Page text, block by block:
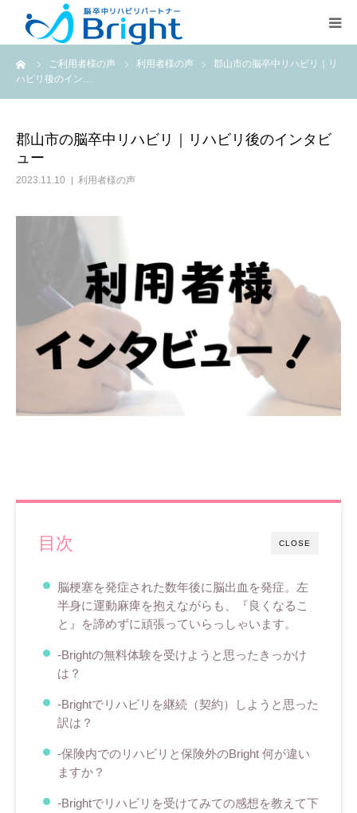
ご利用者様の声 利用者様の声
郡山市の脳卒中リハビリ｜リ
ハビリ後のイン…
郡山市の脳卒中リハビリ｜リハビリ後のインタビ
ュー
2023.11.10 利用者様の声
CLOSE
目次
脳梗塞を発症された数年後に脳出血を発症。左
半身に運動麻痺を抱えながらも、『良くなるこ
と』を諦めずに頑張っていらっしゃいます。
-Brightの無料体験を受けようと思ったきっかけ
は？
‐Brightでリハビリを継続（契約）しようと思った
訳は？
-保険内でのリハビリと保険外のBright 何が違い
ますか？
‐Brightでリハビリを受けてみての感想を教えて下
Brightとは
よくある質問